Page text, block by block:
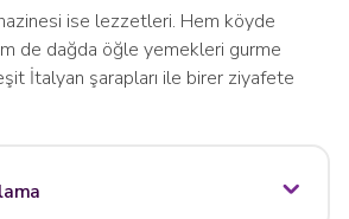
ise lezzetleri. Hem köyde
de dağda öğle yemekleri gurme
İtalyan şarapları ile birer ziyafete